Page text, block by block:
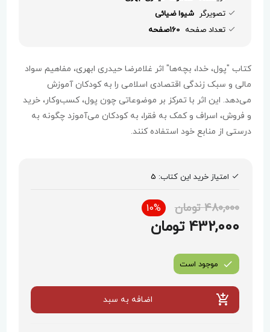
تصویرگر شیوا ضیائی
تعداد صفحه 160صفحه
کتاب "پول، خدا، بچه‌ها" اثر غلامرضا حیدری ابهری، مفاهیم سواد
مالی و سبک زندگی اقتصادی اسلامی را به کودکان آموزش
می‌دهد. این اثر با تمرکز بر موضوعاتی چون پول، کسب‌وکار، خرید
و فروش، اسراف و کمک به فقرا، به کودکان می‌آموزد چگونه به
درستی از منابع خود استفاده کنند.
امتیاز خرید این کتاب: 5
480,000 تومان 10%
432,000 تومان
موجود است
اضافه به سبد